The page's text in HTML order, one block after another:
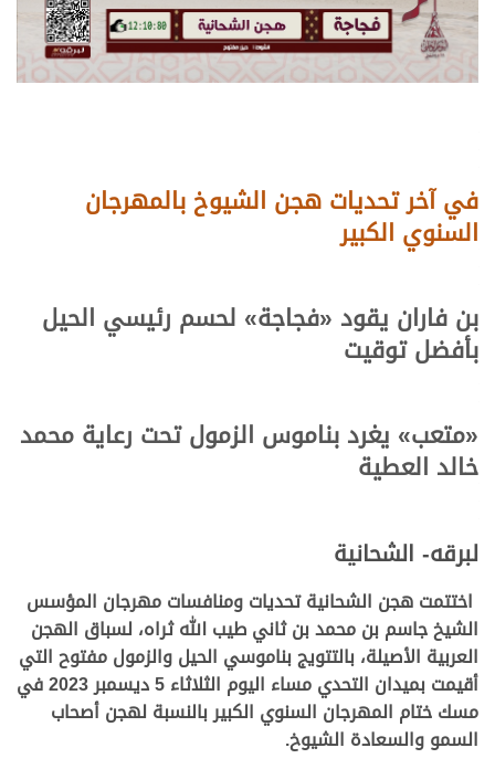
في آخر تحديات هجن الشيوخ بالمهرجان
السنوي الكبير
بن فاران يقود «فجاجة» لحسم رئيسي الحيل
بأفضل توقيت
«متعب» يغرد بناموس الزمول تحت رعاية محمد
خالد العطية
لبرقه- الشحانية
اختتمت هجن الشحانية تحديات ومنافسات مهرجان المؤسس
الشيخ جاسم بن محمد بن ثاني طيب الله ثراه، لسباق الهجن
العربية الأصيلة، بالتتويج بناموسي الحيل والزمول مفتوح التي
أقيمت بميدان التحدي مساء اليوم الثلاثاء 5 ديسمبر 2023 في
مسك ختام المهرجان السنوي الكبير بالنسبة لهجن أصحاب
السمو والسعادة الشيوخ.